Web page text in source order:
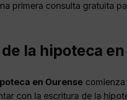
primera consulta gratuita
la hipoteca
en Ourense
con la escritura de la